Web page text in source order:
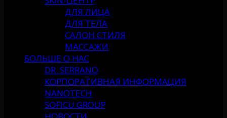
ДЛЯ ЛИЦА
ДЛЯ ТЕЛА
САЛОН СТИЛЯ
МАССАЖИ
БОЛЬШЕ О НАС
DR. SERRANO
КОРПОРАТИВНАЯ ИНФОРМАЦИЯ
NANOTECH
SOFICU GROUP